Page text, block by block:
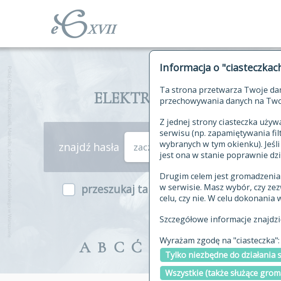
Informacja o
Ta strona przetwarza Twoje
przechowywania danych na
Z jednej strony ciasteczka
serwisu (np. zapamiętywania
wybranych w tym okienku).
jest ona w stanie poprawnie
Drugim celem jest
w serwisie. Masz wybór, czy
celu, czy nie. W celu
Szczegółowe informacje
Wyrażam zgodę na "ciasteczka":
Tylko niezbędne do działania
Wszystkie (także służące
ELEKTRONICZNY
znajdź hasła zaczynające się od
przeszukaj także hasła w indeksie
A B C Ć E F G H I J K